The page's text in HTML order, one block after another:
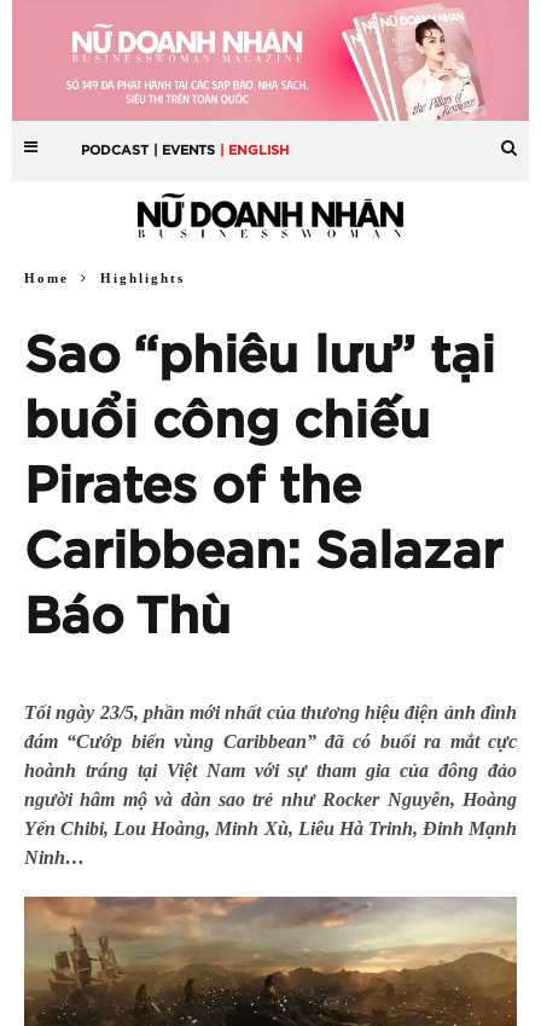
PODCAST | EVENTS | ENGLISH
Home Highlights
Sao “phiêu lưu” tại
buổi công chiếu
Pirates of the
Caribbean: Salazar
Báo Thù
Tối ngày 23/5, phần mới nhất của thương hiệu điện ảnh đình
đám “Cướp biển vùng Caribbean” đã có buổi ra mắt cực
hoành tráng tại Việt Nam với sự tham gia của đông đảo
người hâm mộ và dàn sao trẻ như Rocker Nguyễn, Hoàng
Yến Chibi, Lou Hoàng, Minh Xù, Liêu Hà Trinh, Đinh Mạnh
Ninh…